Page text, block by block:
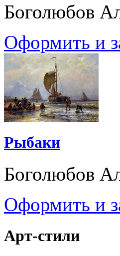
Боголюбов
Оформить и
Рыбаки
Боголюбов
Оформить и
Арт-стили